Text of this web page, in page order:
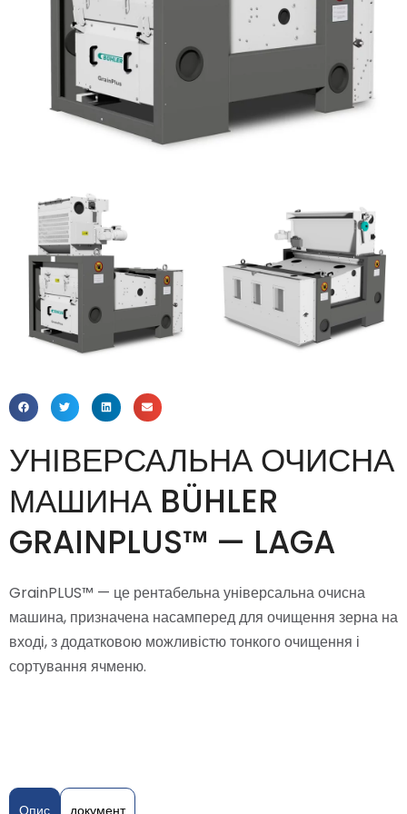
УНІВЕРСАЛЬНА ОЧИСНА
МАШИНА BÜHLER
GRAINPLUS™ — LAGA
GrainPLUS™ — це рентабельна універсальна очисна
машина, призначена насамперед для очищення зерна на
вході, з додатковою можливістю тонкого очищення і
сортування ячменю.